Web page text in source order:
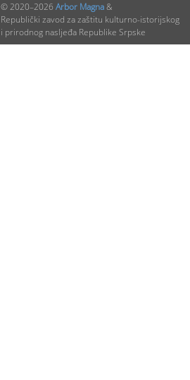
© 2020–2026 Arbor Magna&
Republički zavod za zaštitu kulturno-istorijskog
i prirodnog nasljeđa Republike Srpske